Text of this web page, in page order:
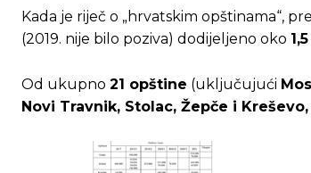
Kada je riječ o „hrvatskim opštinama“,
(2019. nije bilo poziva) dodijeljeno oko
Od ukupno 21 opštine (uključujući
Novi Travnik, Stolac, Žepče i Kreševo,